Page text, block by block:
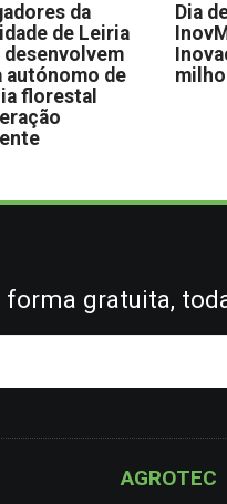
da
de Leiria
desenvolvem
autónomo de
florestal
Dia
milho
gratuita,
AGROTEC